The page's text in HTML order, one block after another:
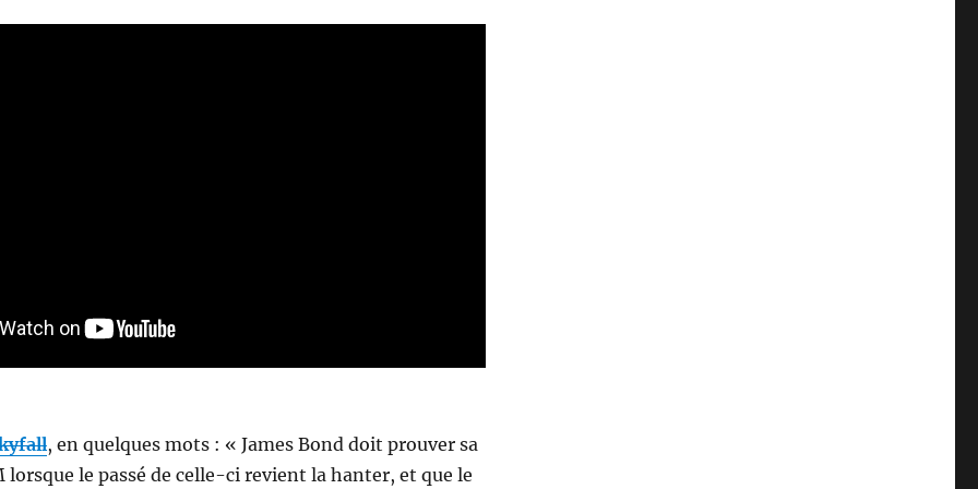
, en quelques mots : « James Bond doit prouver sa
lorsque le passé de celle-ci revient la hanter, et que le